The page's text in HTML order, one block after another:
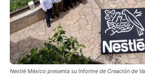
Nestlé México presenta su Informe de Creación de